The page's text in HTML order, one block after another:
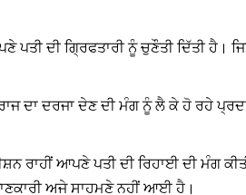
ਦੀ ਗ੍ਰਿਫਤਾਰੀ ਨੂੰ ਚੁਣੌਤੀ ਦਿੱਤੀ ਹੈ।
ਦਾ ਦਰਜਾ ਦੇਣ ਦੀ ਮੰਗ ਨੂੰ ਲੈ ਕੇ ਹੋ ਰਹੇ
ਰਾਹੀਂ ਆਪਣੇ ਪਤੀ ਦੀ ਰਿਹਾਈ ਦੀ ਮੰਗ
ਅਜੇ ਸਾਹਮਣੇ ਨਹੀਂ ਆਈ ਹੈ।